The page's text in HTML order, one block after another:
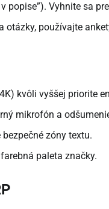
popise”). Vyhnite sa
používajte
kvôli vyššej priorite
mikrofón a
zóny textu.
paleta značky.